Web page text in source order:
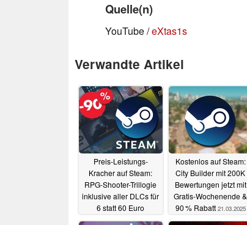
Quelle(n)
YouTube /eXtas1s
Verwandte Artikel
Preis-Leistungs-
Kracher auf Steam:
RPG-Shooter-Trillogie
inklusive aller DLCs für
6 statt 60 Euro
erhältlich21.03.2025
Kostenlos auf Steam:
City Builder mit 200K
Bewertungen jetzt mit
Gratis-Wochenende &
90 % Rabatt 21.03.2025